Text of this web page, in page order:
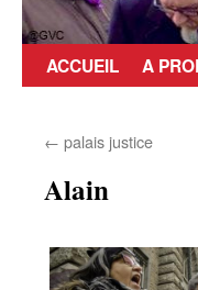
ACCUEIL A
← palais justice
Alain